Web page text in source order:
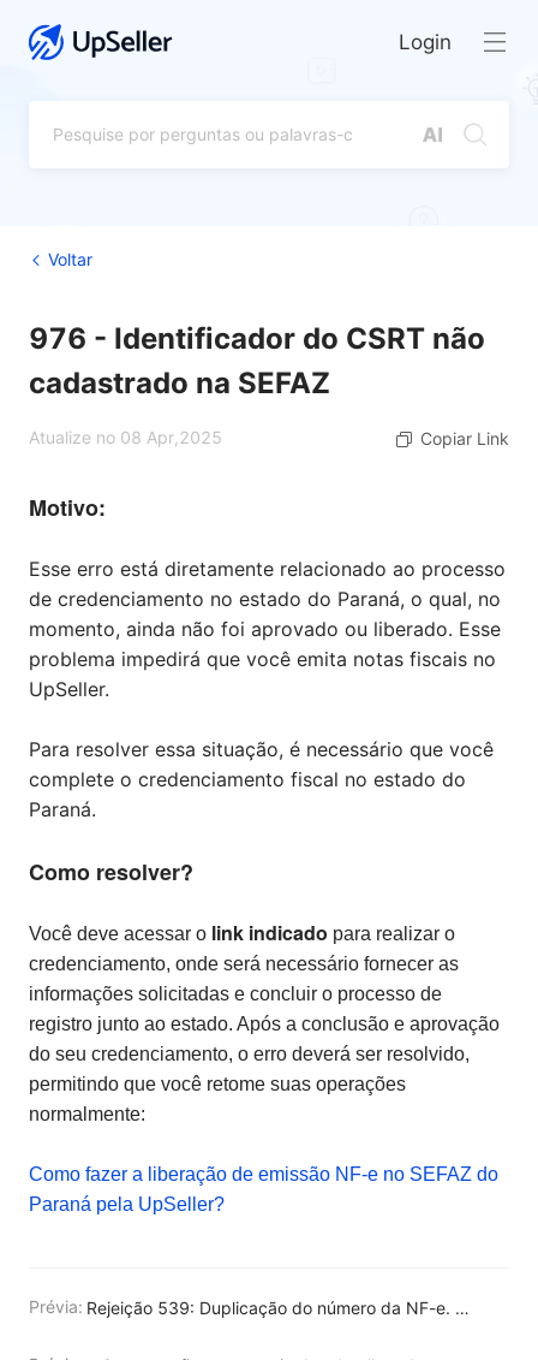
Login
Voltar
976 - Identificador do CSRT não
cadastrado na SEFAZ
Atualize no 08 Apr,2025 Copiar Link
Motivo:
Esse erro está diretamente relacionado ao processo
de credenciamento no estado do Paraná, o qual, no
momento, ainda não foi aprovado ou liberado. Esse
problema impedirá que você emita notas fiscais no
UpSeller.
Para resolver essa situação, é necessário que você
complete o credenciamento fiscal no estado do
Paraná.
Como resolver?
Você deve acessar o link indicado para realizar o
credenciamento, onde será necessário fornecer as
informações solicitadas e concluir o processo de
registro junto ao estado. Após a conclusão e aprovação
do seu credenciamento, o erro deverá ser resolvido,
permitindo que você retome suas operações
normalmente:
Como fazer a liberação de emissão NF-e no SEFAZ do
Paraná pela UpSeller?
Prévia: Rejeição 539: Duplicação do número da NF-e. Como resolver?